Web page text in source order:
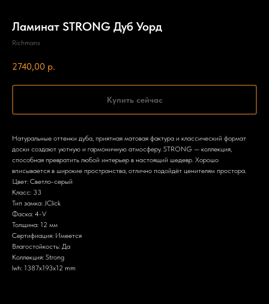
Ламинат STRONG Дуб Уорд
Richmans
2740,00 р.
Купить сейчас
Натуральные оттенки дуба, приятная матовая фактура и классический формат
доски создают уютную и гармоничную атмосферу. STRONG — коллекция,
способная превратить любой интерьер в настоящий шедевр. Хорошо
вписывается в широкие пространства, отлично подойдёт ценителям простора.
Цвет: Светло-серый
Класс: 33
Тип замка: JClick
Фаска: 4-V
Толщина: 12 мм
Сертифиация: Имеется
Влагостойкость: Да
Коллекция: Strong
lwh: 1387x193x12 mm